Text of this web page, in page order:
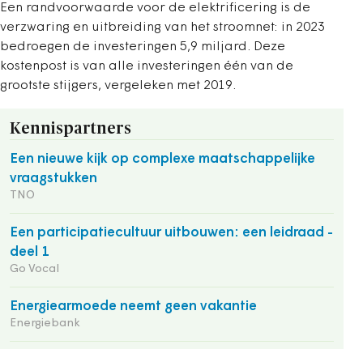
Een randvoorwaarde voor de elektrificering is de
verzwaring en uitbreiding van het stroomnet: in 2023
bedroegen de investeringen 5,9 miljard. Deze
kostenpost is van alle investeringen één van de
grootste stijgers, vergeleken met 2019.
Kennispartners
Een nieuwe kijk op complexe maatschappelijke
vraagstukken
TNO
Een participatiecultuur uitbouwen: een leidraad -
deel 1
Go Vocal
Energiearmoede neemt geen vakantie
Energiebank